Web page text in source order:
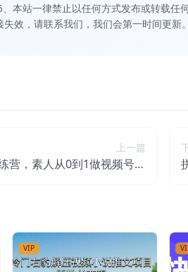
本站一律禁止以任何方式发布或转载
效，请联系我们，我们会第一时间更
上一篇
营，素人从0到1做视频号直
VIP